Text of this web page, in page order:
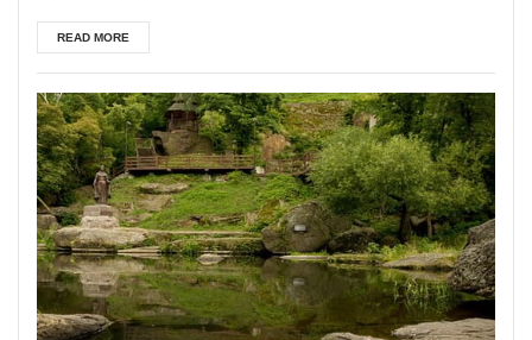
READ MORE